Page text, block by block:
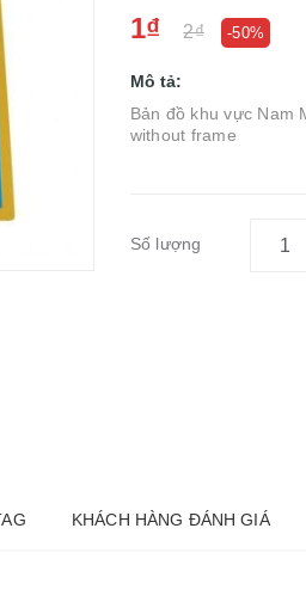
1₫ 2₫ -50%
Mô tả:
Bản đồ khu vực Nam
without frame
Số lượng
KHÁCH HÀNG ĐÁNH GIÁ